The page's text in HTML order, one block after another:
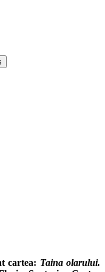
cartea: Taina olarului.